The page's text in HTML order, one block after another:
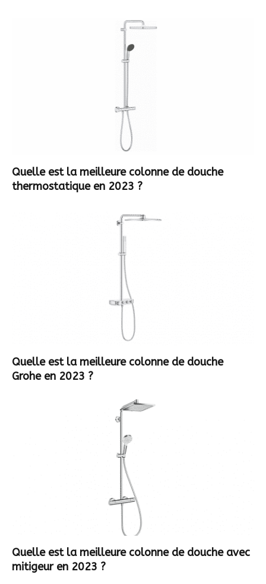
Quelle est la meilleure colonne de douche
thermostatique en 2023 ?
Quelle est la meilleure colonne de douche
Grohe en 2023 ?
Quelle est la meilleure colonne de douche avec
mitigeur en 2023 ?